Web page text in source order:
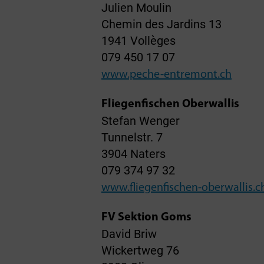
Julien Moulin
Chemin des Jardins 13
1941 Vollèges
079 450 17 07
www.peche-entremont.ch
Fliegenfischen Oberwallis
Stefan Wenger
Tunnelstr. 7
3904 Naters
079 374 97 32
www.fliegenfischen-
FV Sektion Goms
David Briw
Wickertweg 76